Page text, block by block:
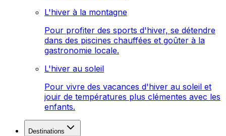
L'hiver à la montagne
Pour profiter des sports d'hiver, se détendre
dans des piscines chauffées et goûter à la
gastronomie locale.
L'hiver au soleil
Pour vivre des vacances d'hiver au soleil et
jouir de températures plus clémentes avec les
enfants.
Destinations